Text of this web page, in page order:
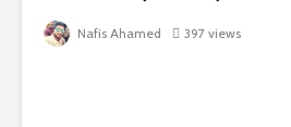
Nafis Ahamed 397 views